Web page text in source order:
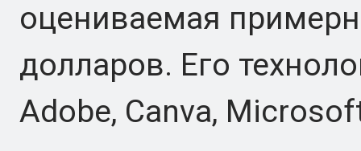
оцениваемая
долларов. Его
Adobe, Canva,